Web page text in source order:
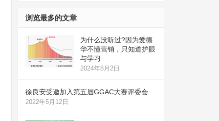
浏览最多的文章
为什么没听过?因为爱德
华不懂营销，只知道护眼
与学习
2024年8月2日
徐良安受邀加入第五届GGAC大赛评委会
2022年5月12日